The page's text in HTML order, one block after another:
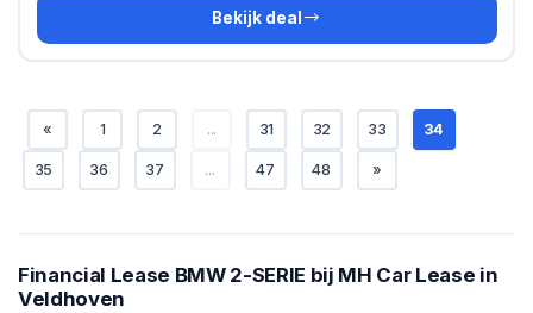
Bekijk deal
« 1 2 ... 31 32 33 34
35 36 37 ... 47 48 »
Financial Lease BMW 2-SERIE bij MH Car Lease in
Veldhoven